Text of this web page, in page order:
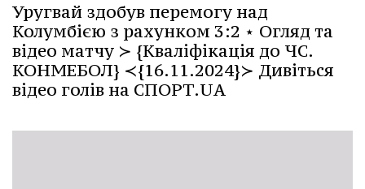
Уругвай здобув перемогу над
Колумбією з рахунком 3:2 ⋆ Огляд та
відео матчу ≻ {Кваліфікація до ЧС.
КОНМЕБОЛ} ≺{16.11.2024}≻ Дивіться
відео голів на СПОРТ.UA